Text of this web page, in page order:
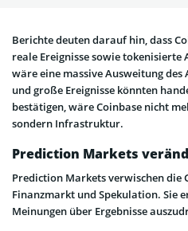
Berichte deuten darauf hin, dass
reale Ereignisse sowie
wäre eine massive Ausweitung
und große Ereignisse könnten
bestätigen, wäre Coinbase nicht
sondern Infrastruktur.
Prediction Markets
Prediction Markets verwischen die
Finanzmarkt und Spekulation. Sie
Meinungen über Ergebnisse